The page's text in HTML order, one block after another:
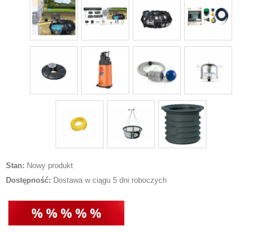
Stan: Nowy produkt
Dostępność: Dostawa w ciągu 5 dni roboczych